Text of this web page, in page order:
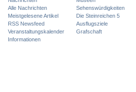
Alle Nachrichten
Meistgelesene Artikel
RSS Newsfeed
Veranstaltungskalender
Informationen
Sehenswürdigkeiten
Die Steinreichen 5
Ausflugsziele
Grafschaft